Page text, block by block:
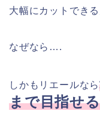
大幅にカットでき
なぜなら….
しかもリエールなら
まで目指せる